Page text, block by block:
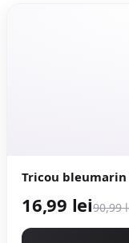
Tricou
16,99 lei90,99